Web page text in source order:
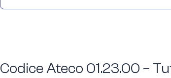
Codice Ateco 01.23.00 –